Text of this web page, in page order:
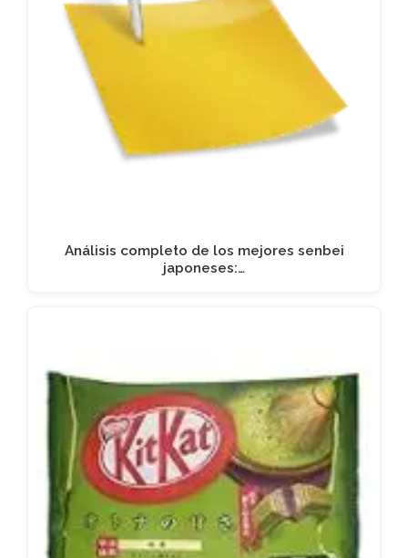
Análisis completo de los mejores senbei
japoneses:…